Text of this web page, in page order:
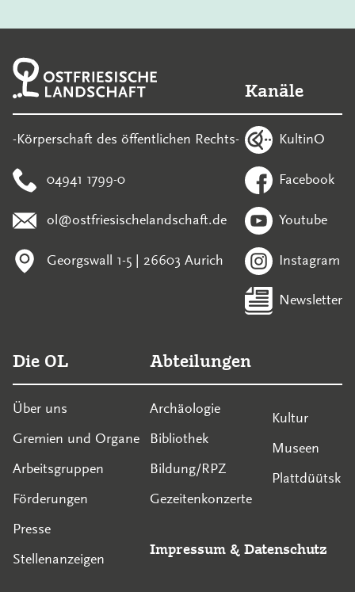
-Körperschaft des öffentlichen Rechts-
04941 1799-0
ol@ostfriesischelandschaft.de
Georgswall 1-5 | 26603 Aurich
Kanäle
KultinO
Facebook
Youtube
Instagram
Newsletter
Die OL
Über uns
Gremien und Organe
Arbeitsgruppen
Förderungen
Presse
Stellenanzeigen
Abteilungen
Archäologie
Bibliothek
Bildung/RPZ
Gezeitenkonzerte
Kultur
Museen
Plattdüütsk
Impressum & Datenschutz